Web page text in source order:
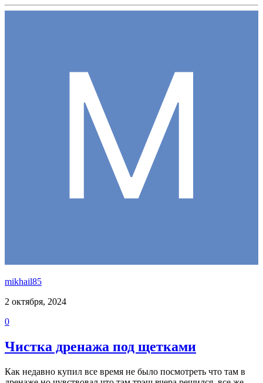
mikhail85
2 октября, 2024
0
Чистка дренажа под щетками
Как недавно купил все время не было посмотреть что там в